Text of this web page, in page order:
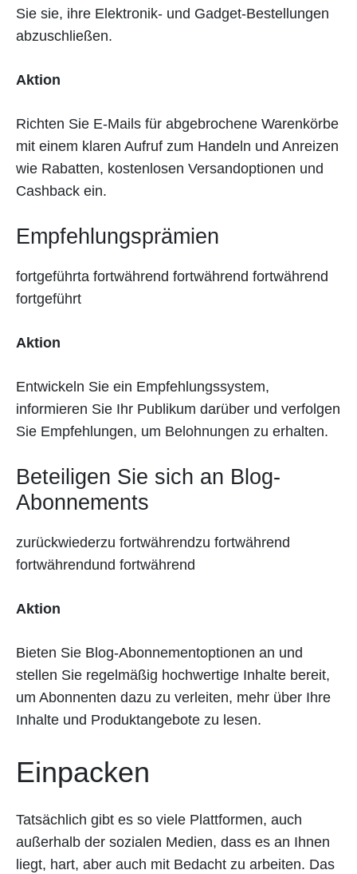
Sie sie, ihre Elektronik- und Gadget-Bestellungen
abzuschließen.
Aktion
Richten Sie E-Mails für abgebrochene Warenkörbe
mit einem klaren Aufruf zum Handeln und Anreizen
wie Rabatten, kostenlosen Versandoptionen und
Cashback ein.
Empfehlungsprämien
fortgeführta fortwährend fortwährend fortwährend
fortgeführt
Aktion
Entwickeln Sie ein Empfehlungssystem,
informieren Sie Ihr Publikum darüber und verfolgen
Sie Empfehlungen, um Belohnungen zu erhalten.
Beteiligen Sie sich an Blog-
Abonnements
zurückwiederzu fortwährendzu fortwährend
fortwährendund fortwährend
Aktion
Bieten Sie Blog-Abonnementoptionen an und
stellen Sie regelmäßig hochwertige Inhalte bereit,
um Abonnenten dazu zu verleiten, mehr über Ihre
Inhalte und Produktangebote zu lesen.
Einpacken
Tatsächlich gibt es so viele Plattformen, auch
außerhalb der sozialen Medien, dass es an Ihnen
liegt, hart, aber auch mit Bedacht zu arbeiten. Das